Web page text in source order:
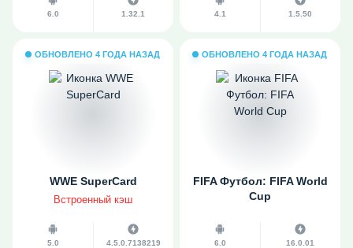
6.0 1.32.1 4.1 1.5.50
ОБНОВЛЕНО 4 ГОДА НАЗАД
WWE SuperCard
Встроенный кэш
5.0 4.5.0.7138219
ОБНОВЛЕНО 4 ГОДА НАЗАД
FIFA Футбол: FIFA World
Cup
6.0 16.0.01